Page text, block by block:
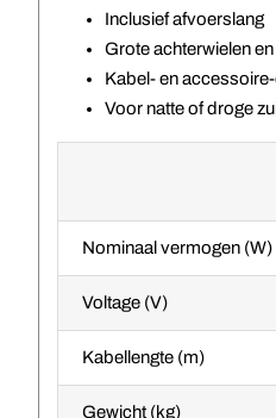
Inclusief afvoerslang
Grote achterwielen
Kabel- en
Voor natte of droge
Nominaal vermogen (W)
Voltage (V)
Kabellengte (m)
Gewicht (kg)